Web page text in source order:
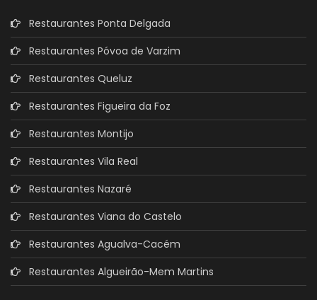
Restaurantes Ponta Delgada
Restaurantes Póvoa de Varzim
Restaurantes Queluz
Restaurantes Figueira da Foz
Restaurantes Montijo
Restaurantes Vila Real
Restaurantes Nazaré
Restaurantes Viana do Castelo
Restaurantes Agualva-Cacém
Restaurantes Algueirão-Mem Martins